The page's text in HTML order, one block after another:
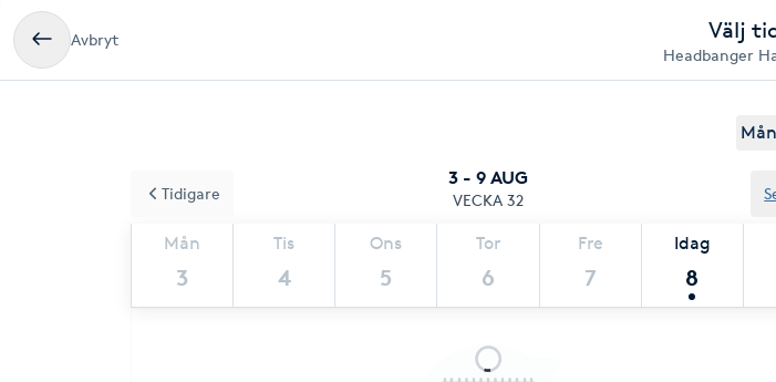
Avbryt Välj
Headbanger
3 - 9 AUG
VECKA 32
Mån
3
Tis
4
Ons
5
Tor
6
Fre
7
Idag
8
Tidigare